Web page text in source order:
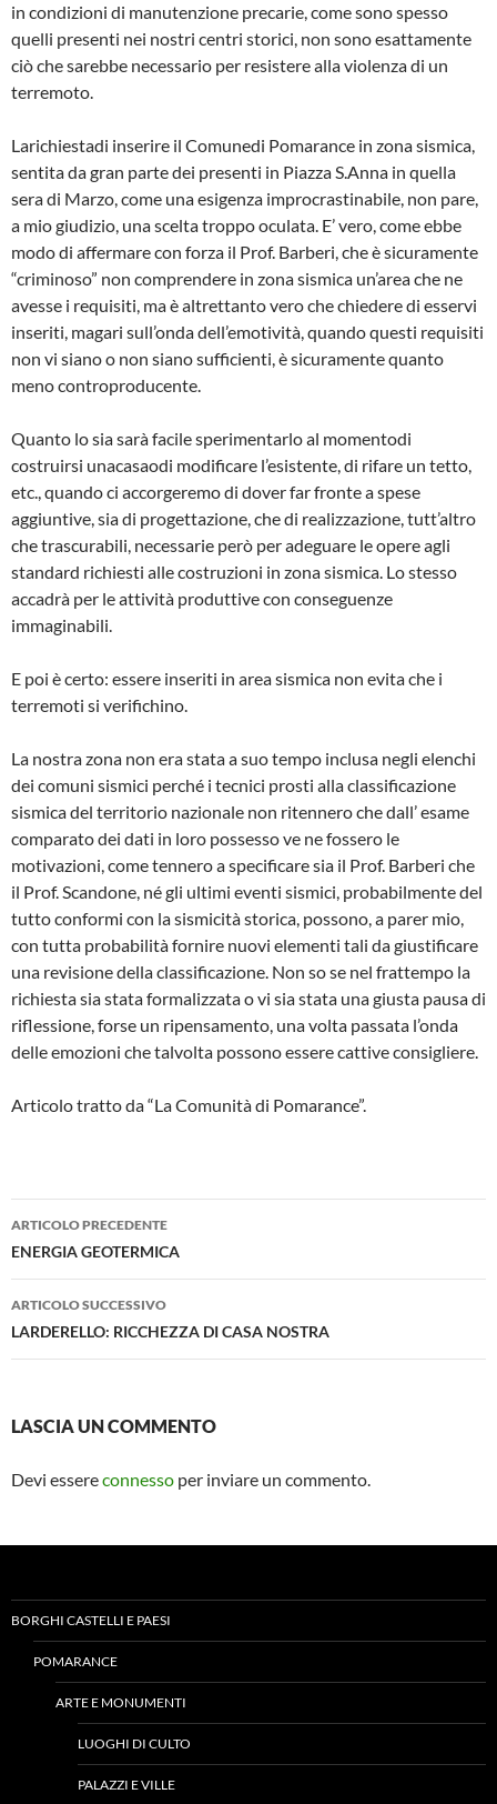
in condizioni di manutenzione precarie, come sono spesso
quelli presenti nei nostri centri storici, non sono esattamente
ciò che sarebbe necessario per resistere alla violenza di un
terremoto.
Larichiestadi inserire il Comunedi Pomaran­ce in zona sismica,
sentita da gran parte dei presenti in Piazza S.Anna in quella
sera di Marzo, come una esigenza improcrastinabile, non pare,
a mio giudizio, una scelta troppo oculata. E’ vero, come ebbe
modo di afferma­re con forza il Prof. Barberi, che è sicuramente
“criminoso” non comprendere in zona sismi­ca un’area che ne
avesse i requisiti, ma è altrettanto vero che chiedere di esservi
inse­riti, magari sull’onda dell’emotività, quando questi requisiti
non vi siano o non siano sufficienti, è sicuramente quanto
meno con­troproducente.
Quanto lo sia sarà facile sperimentarlo al momentodi
costruirsi unacasaodi modificare l’esistente, di rifare un tetto,
etc., quando ci accorgeremo di dover far fronte a spese
aggiuntive, sia di progettazione, che di rea­lizzazione, tutt’altro
che trascurabili, neces­sarie però per adeguare le opere agli
standard richiesti alle costruzioni in zona sismica. Lo stesso
accadrà per le attività produttive con conseguenze
immaginabili.
E poi è certo: essere inseriti in area sismica non evita che i
terremoti si verifichino.
La nostra zona non era stata a suo tempo inclusa negli elenchi
dei comuni sismici per­ché i tecnici prosti alla classificazione
sismica del territorio nazionale non ritennero che dall’ esame
comparato dei dati in loro possesso ve ne fossero le
motivazioni, come tennero a specificare sia il Prof. Barberi che
il Prof. Scandone, né gli ultimi eventi sismici, proba­bilmente del
tutto conformi con la sismicità storica, possono, a parer mio,
con tutta proba­bilità fornire nuovi elementi tali da giustificare
una revisione della classificazione. Non so se nel frattempo la
richiesta sia stata formalizzata o vi sia stata una giusta pausa di
riflessione, forse un ripensamento, una volta passata l’onda
delle emozioni che talvolta possono essere cattive consigliere.
Articolo tratto da “La Comunità di Pomarance”.
Navigazione
articolo
ARTICOLO PRECEDENTE
ENERGIA GEOTERMICA
ARTICOLO SUCCESSIVO
LARDERELLO: RICCHEZZA DI CASA NOSTRA
LASCIA UN COMMENTO
Devi essereconnesso per inviare un commento.
BORGHI CASTELLI E PAESI
POMARANCE
ARTE E MONUMENTI
LUOGHI DI CULTO
PALAZZI E VILLE